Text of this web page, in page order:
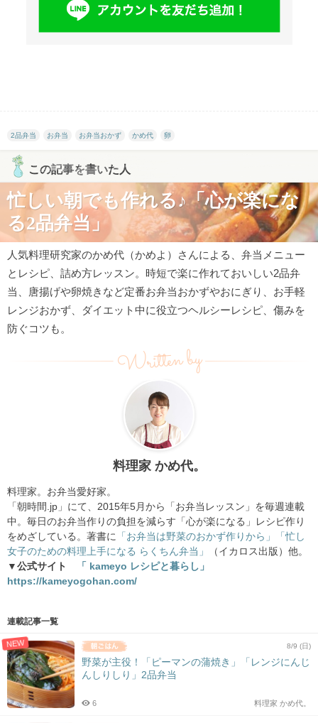
2品弁当 お弁当 お弁当おかず かめ代 卵
この記事を書いた人
忙しい朝でも作れる♪「心が楽にな
る2品弁当」
人気料理研究家のかめ代（かめよ）さんによる、弁当メニュー
とレシピ、詰め方レッスン。時短で楽に作れておいしい2品弁
当、唐揚げや卵焼きなど定番お弁当おかずやおにぎり、お手軽
レンジおかず、ダイエット中に役立つヘルシーレシピ、傷みを
防ぐコツも。
Written by
料理家 かめ代。
料理家。お弁当愛好家。
「朝時間.jp」にて、2015年5月から「お弁当レッスン」を毎週連載
中。毎日のお弁当作りの負担を減らす「心が楽になる」レシピ作り
をめざしている。著書に 「お弁当は野菜のおかず作りから」
「忙し
女子のための料理上手になる らくちん弁当」
（イカロス出版）他。
▼公式サイト
「 kameyo レシピと暮らし」
https://kameyogohan.com/
連載記事一覧
NEW 8/9 (日)
野菜が主役！「ピーマンの蒲焼き」「レンジにんじ
んしりしり」2品弁当
料理家 かめ代。
6